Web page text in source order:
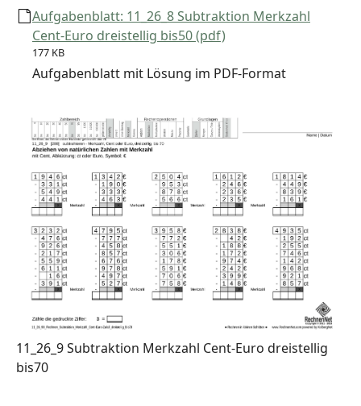
Aufgabenblatt: 11_26_8 Subtraktion Merkzahl
Cent-Euro dreistellig bis50 (pdf)
177 KB
Aufgabenblatt mit Lösung im PDF-Format
11_26_9 Subtraktion Merkzahl Cent-Euro dreistellig
bis70